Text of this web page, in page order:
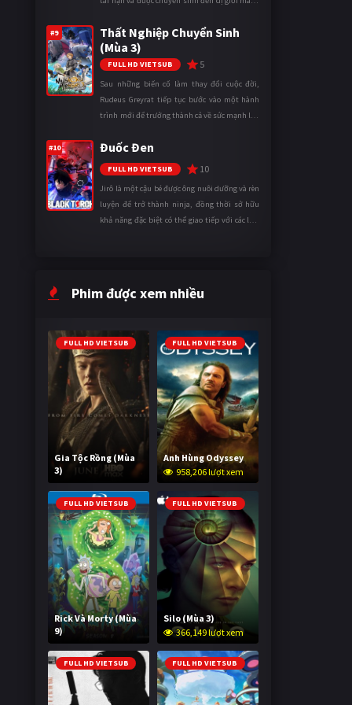
thành một mạo hiểm gi ...
#9
Thất Nghiệp Chuyển Sinh
(Mùa 3)
FULL HD VIETSUB 5
Sau những biến cố làm thay đổi cuộc đời,
Rudeus Greyrat tiếp tục bước vào một hành
trình mới để trưởng thành cả về sức mạnh lẫn
ngày càng khắc nghiệt, anh ...
#10 Đuốc Đen
FULL HD VIETSUB 10
Jirô là một cậu bé được ông nuôi dưỡng và rèn
luyện để trở thành ninja, đồng thời sở hữu
khả năng đặc biệt có thể giao tiếp với các loài
Phim được xem nhiều
FULL HD VIETSUB
Gia Tộc Rồng (Mùa
3)
2,024,270 lượt xem
FULL HD VIETSUB
Anh Hùng Odyssey
958,206 lượt xem
FULL HD VIETSUB
Rick Và Morty (Mùa
9)
2,997,808 lượt xem
FULL HD VIETSUB
Silo (Mùa 3)
366,149 lượt xem
FULL HD VIETSUB FULL HD VIETSUB